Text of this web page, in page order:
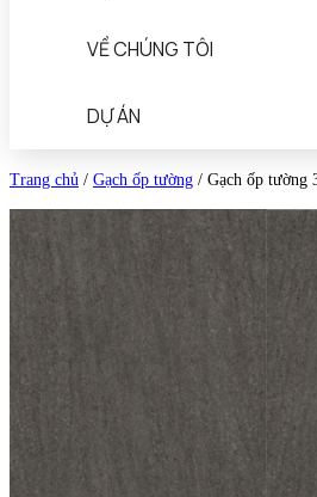
VỀ CHÚNG TÔI
DỰ ÁN
Trang chủ / Gạch ốp tường / Gạch ốp tường